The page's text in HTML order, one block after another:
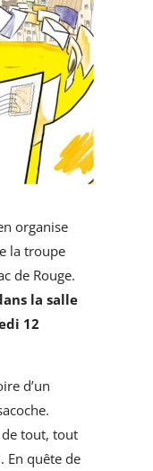
organise
la troupe
de Rouge.
la salle
12
d’un
tout, tout
En quête de